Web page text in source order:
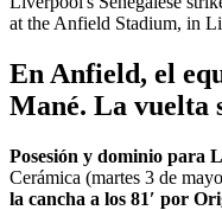
at the Anfield Stadium, in
En Anfield, el
Mané. La vuelta
Posesión y dominio para
Cerámica (martes 3 de
la cancha a los 81′ por